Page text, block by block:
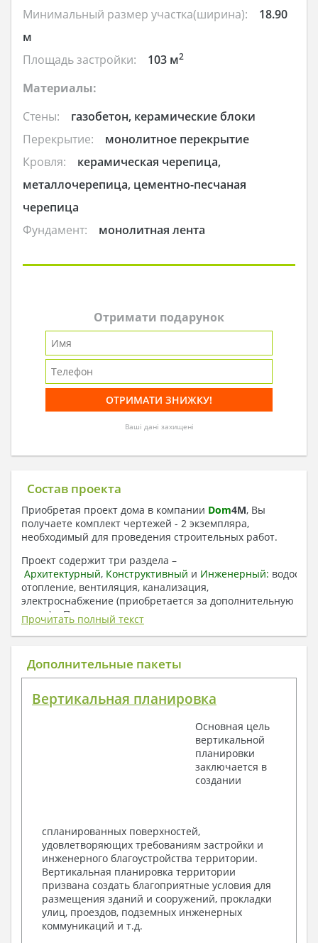
Минимальный размер участка(ширина):
18.90
м
Площадь застройки:
103 м2
Материалы:
Стены:
газобетон, керамические блоки
Перекрытие:
монолитное перекрытие
Кровля:
керамическая черепица,
металлочерепица, цементно-песчаная
черепица
Фундамент:
монолитная лента
Отримати подарунок
Ваші дані захищені
Состав проекта
Приобретая проект дома в компании Dom4M, Вы
получаете комплект чертежей - 2 экземпляра,
необходимый для проведения строительных работ.
Проект содержит три раздела –
Архитектурный, Конструктивный и Инженерный:
отопление, вентиляция, канализация,
электроснабжение (приобретается за дополнительную
плату) + Пояснительная записка.
1. Архитектурный раздел:
Общие данные по проекту
Поэтажные маркировочные планы с
Разрезы и состав конструкций
Фасады с ведомостью внешних отделок
Элементы проемов – спецификация
Ведомость перемычек – сечения и
Архитектурные узлы в конструкциях
2. Конструктивный раздел:
Общие данные по проекту
Схемы расположения и расчеты фундаментов
Элементы каркаса – схемы расположения
Схема расположения перекрытий
Опоры перекрытия на стены или Узлы
Прочитать полный текст
Дополнительные пакеты
Вертикальная планировка
Основная цель
вертикальной
планировки
заключается в
создании
спланированных поверхностей,
удовлетворяющих требованиям застройки и
инженерного благоустройства территории.
Вертикальная планировка территории
призвана создать благоприятные условия для
размещения зданий и сооружений, прокладки
улиц, проездов, подземных инженерных
коммуникаций и т.д.